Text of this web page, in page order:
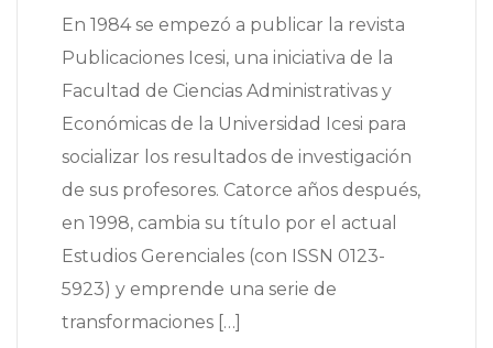
En 1984 se empezó a publicar la revista
Publicaciones Icesi, una iniciativa de la
Facultad de Ciencias Administrativas y
Económicas de la Universidad Icesi para
socializar los resultados de investigación
de sus profesores. Catorce años después,
en 1998, cambia su título por el actual
Estudios Gerenciales (con ISSN 0123-
5923) y emprende una serie de
transformaciones […]